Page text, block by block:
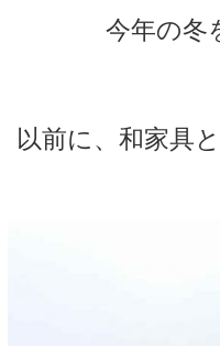
今年の冬
以前に、和家具